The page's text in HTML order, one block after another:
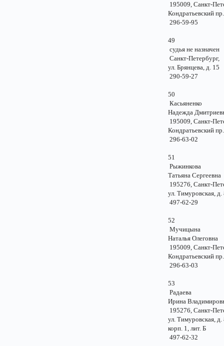
195009, Санкт-
Кондратьевский
296-59-95
49
судья не
Санкт-
ул. Брянцева, д.
290-59-27
50
Касьяненко
Надежда
195009, Санкт-
Кондратьевский
296-63-02
51
Рыжинкова
Татьяна
195276, Санкт-
ул. Тимуровская,
497-62-29
52
Мучицына
Наталья
195009, Санкт-
Кондратьевский
296-63-03
53
Радаева
Ирина
195276, Санкт-
ул. Тимуровская,
корп. 1, лит. Б
497-62-32